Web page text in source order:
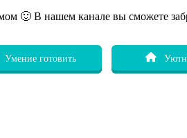
🙂 В нашем канале вы сможете
Умение готовить